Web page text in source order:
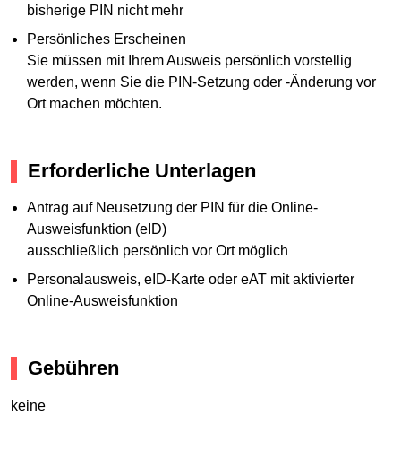
bisherige PIN nicht mehr
Persönliches Erscheinen
Sie müssen mit Ihrem Ausweis persönlich vorstellig
werden, wenn Sie die PIN-Setzung oder -Änderung vor
Ort machen möchten.
Erforderliche Unterlagen
Antrag auf Neusetzung der PIN für die Online-
Ausweisfunktion (eID)
ausschließlich persönlich vor Ort möglich
Personalausweis, eID-Karte oder eAT mit aktivierter
Online-Ausweisfunktion
Gebühren
keine